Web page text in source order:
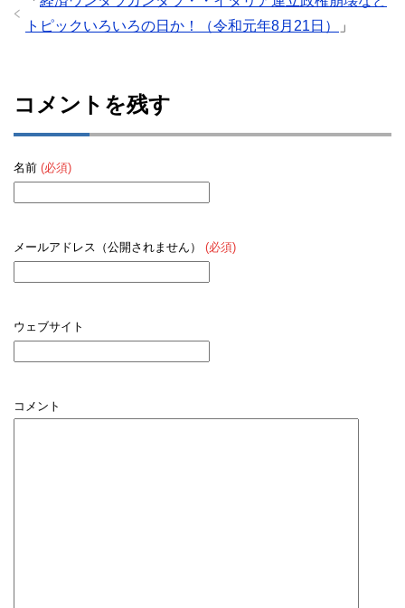
トピックいろいろの日か！（令和元年8月21日）
」
コメントを残す
名前 (必須)
メールアドレス（公開されません） (必須)
ウェブサイト
コメント